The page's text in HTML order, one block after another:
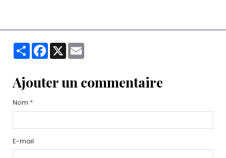
PartagerFacebook
X
Ajouter un commentaire
Nom
E-mail